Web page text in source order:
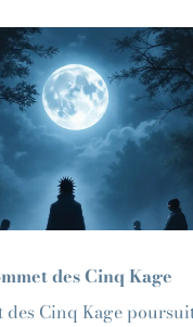
des Cinq Kage
des Cinq Kage